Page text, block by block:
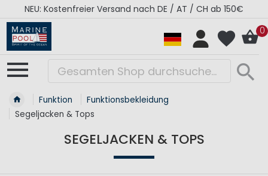
RÉGATES ROYALES Kollektion - Super Sale
0
Funktion
Funktionsbekleidung
Segeljacken & Tops
SEGELJACKEN & TOPS